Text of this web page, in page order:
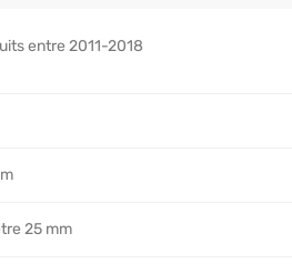
entre 2011-2018
25 mm